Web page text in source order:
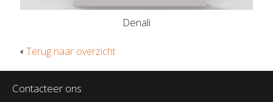
Denali
Terug naar overzicht
Contacteer ons